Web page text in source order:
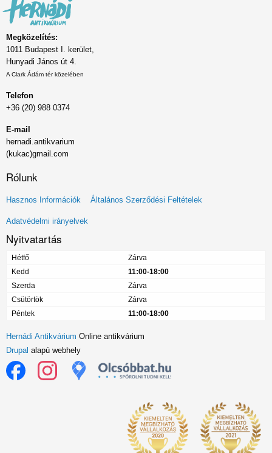
Megközelítés:
1011 Budapest I. kerület,
Hunyadi János út 4.
A Clark Ádám tér közelében
Telefon
+36 (20) 988 0374
E-mail
hernadi.antikvarium
(kukac)gmail.com
Rólunk
Lábléc
menü
Hasznos Információk Általános Szerződési Feltételek
Adatvédelmi irányelvek
Nyitvatartás
Hétfő
Zárva
Kedd
11:00-18:00
Szerda
Zárva
Csütörtök
Zárva
Péntek
11:00-18:00
Hernádi Antikvárium Online antikvárium
Drupal alapú webhely